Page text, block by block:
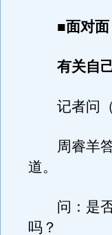
■面对面
有关自
记者问（
周睿羊答
道。
问：是否
吗？